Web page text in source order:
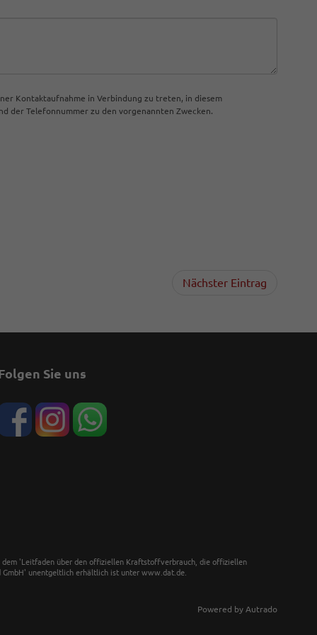
Kontaktaufnahme in Verbindung zu treten, in diesem
der Telefonnummer zu den vorgenannten Zwecken.
Nächster Eintrag
Sie uns
dem 'Leitfaden über den offiziellen Kraftstoffverbrauch, die offiziellen
unentgeltlich erhältlich ist unter www.dat.de.
Powered by Autrado